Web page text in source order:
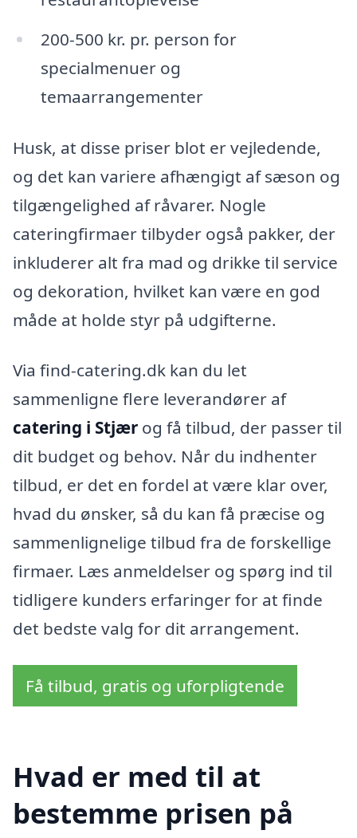
200-500 kr. pr. person for
specialmenuer og
temaarrangementer
Husk, at disse priser blot er vejledende,
og det kan variere afhængigt af sæson og
tilgængelighed af råvarer. Nogle
cateringfirmaer tilbyder også pakker, der
inkluderer alt fra mad og drikke til service
og dekoration, hvilket kan være en god
måde at holde styr på udgifterne.
Via find-catering.dk kan du let
sammenligne flere leverandører af
catering i Stjær og få tilbud, der passer til
dit budget og behov. Når du indhenter
tilbud, er det en fordel at være klar over,
hvad du ønsker, så du kan få præcise og
sammenlignelige tilbud fra de forskellige
firmaer. Læs anmeldelser og spørg ind til
tidligere kunders erfaringer for at finde
det bedste valg for dit arrangement.
Få tilbud, gratis og uforpligtende
Hvad er med til at
bestemme prisen på